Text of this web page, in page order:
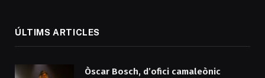
ÚLTIMS ARTICLES
Òscar Bosch, d’ofici camaleònic